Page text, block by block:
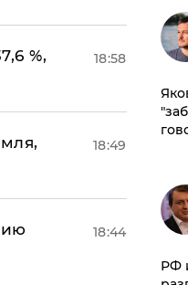
%,
18:58
18:49
18:44
РФ